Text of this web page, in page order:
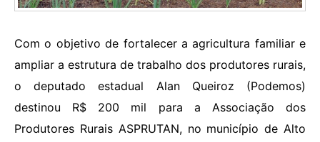
Com o objetivo de fortalecer a agricultura familiar e
ampliar a estrutura de trabalho dos produtores rurais,
o deputado estadual Alan Queiroz (Podemos)
destinou R$ 200 mil para a Associação dos
Produtores Rurais ASPRUTAN, no município de Alto